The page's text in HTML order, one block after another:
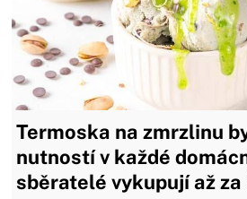
Termoska na zmrzlinu
nutností v každé
sběratelé vykupují až za